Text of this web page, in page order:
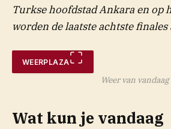
Turkse hoofdstad Ankara en op
worden de laatste achtste
WEERPLAZA
Weer van vandaag
Wat kun je vandaag